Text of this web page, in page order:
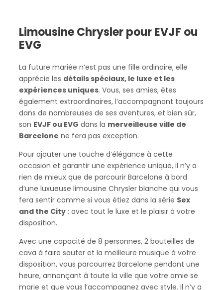
Limousine Chrysler pour EVJF ou
EVG
La future mariée n’est pas une fille ordinaire, elle
apprécie les détails spéciaux, le luxe et les
expériences uniques. Vous, ses amies, êtes
également extraordinaires, l’accompagnant toujours
dans de nombreuses de ses aventures, et bien sûr,
son EVJF ou EVG dans la merveilleuse ville de
Barcelone ne fera pas exception.
Pour ajouter une touche d’élégance à cette
occasion et garantir une expérience unique, il n’y a
rien de mieux que de parcourir Barcelone à bord
d’une luxueuse limousine Chrysler blanche qui vous
fera sentir comme si vous étiez dans la série Sex
and the City : avec tout le luxe et le plaisir à votre
disposition.
Avec une capacité de 8 personnes, 2 bouteilles de
cava à faire sauter et la meilleure musique à votre
disposition, vous parcourrez Barcelone pendant une
heure, annonçant à toute la ville que votre amie se
marie et que vous l’accompagnez avec style. Il n’y a